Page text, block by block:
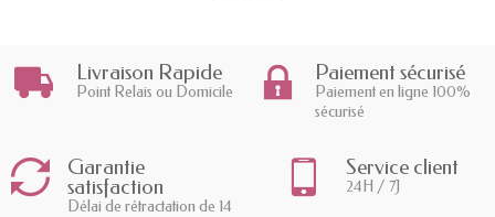
Livraison Rapide
Point Relais ou Domicile
Paiement sécurisé
Paiement en ligne 100%
sécurisé
Garantie
satisfaction
Délai de rétractation de 14
Service client
24H / 7J